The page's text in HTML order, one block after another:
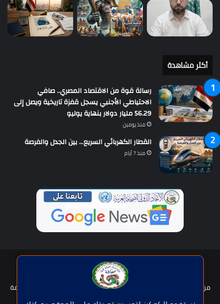
أكثر مشاهدة
رسالة قوة من الاقتصاد المصري.. صافي
الاحتياطي الأجنبي يسجل قفزة تاريخية ويصل إلى
56.29 مليار دولار بنهاية يوليو
منذ يومين
القطار الكهربائي السريع… بين الجدل والفرصة
منذ 7 أيام
حقوق النشر © | جميع الحقوق محفوظة للاتحاد الدولى للصحافة العربية
2026
من نحن؟
عضوية الإتحاد سياسة الخصوصية
شروط الخدمة